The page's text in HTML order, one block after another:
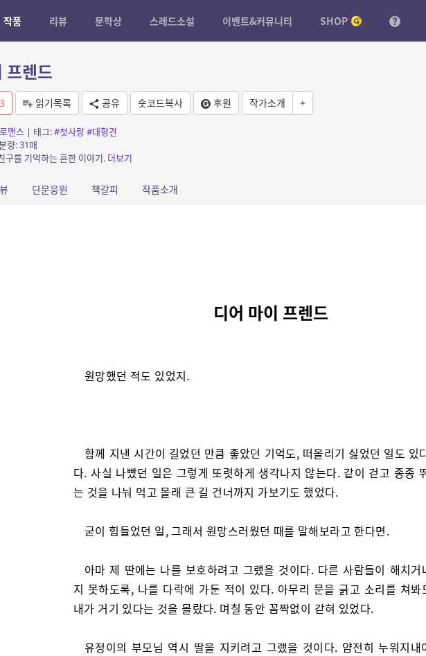
작품 리뷰 문학상 스레드소설 이벤트&커뮤니티 SHOP
프렌드
3 읽기목록 공유 숏코드복사 후원 작가소개 +
로맨스| 태그:#첫사랑#대형견
량: 31매
구를 기억하는 흔한 이야기. 더보기
단문응원 책갈피 작품소개
디어 마이 프렌드
원망했던 적도 있었지.
함께 지낸 시간이 길었던 만큼 좋았던 기억도, 떠올리기 싫었던 일도 있
다. 사실 나빴던 일은 그렇게 또렷하게 생각나지 않는다. 같이 걷고 종종
는 것을 나눠 먹고 몰래 큰 길 건너까지 가보기도 했었다.
굳이 힘들었던 일, 그래서 원망스러웠던 때를 말해보라고 한다면.
아마 제 딴에는 나를 보호하려고 그랬을 것이다. 다른 사람들이 해치거
지 못하도록, 나를 다락에 가둔 적이 있다. 아무리 문을 긁고 소리를 쳐봐
내가 거기 있다는 것을 몰랐다. 며칠 동안 꼼짝없이 갇혀 있었다.
유정이의 부모님 역시 딸을 지키려고 그랬을 것이다. 얌전히 누워지내